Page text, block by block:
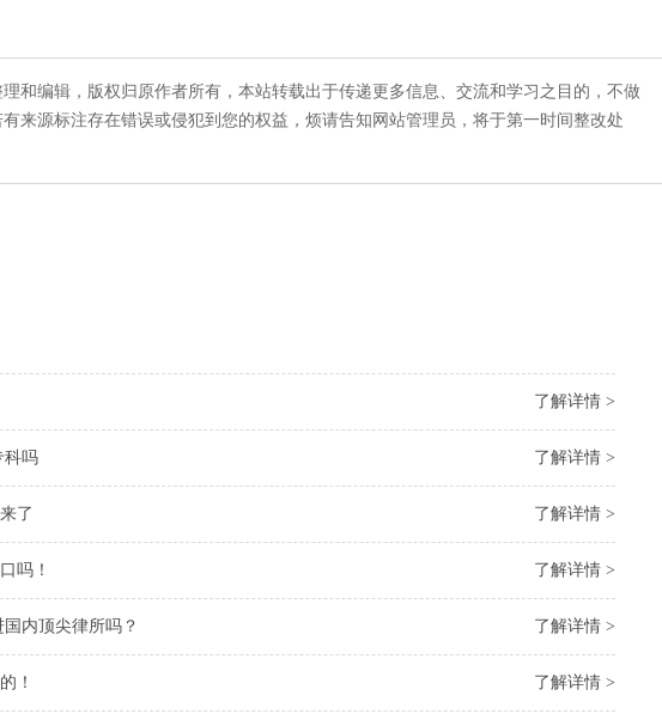
和编辑，版权归原作者所有，本站转载出于传递更多信息、交流和学习之目的，不做
来源标注存在错误或侵犯到您的权益，烦请告知网站管理员，将于第一时间整改处
了解详情 >
了解详情 >
科吗
了解详情 >
了
了解详情 >
吗！
了解详情 >
内顶尖律所吗？
了解详情 >
！